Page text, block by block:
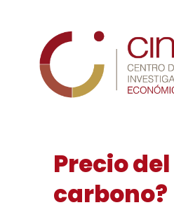
Precio
carbono?